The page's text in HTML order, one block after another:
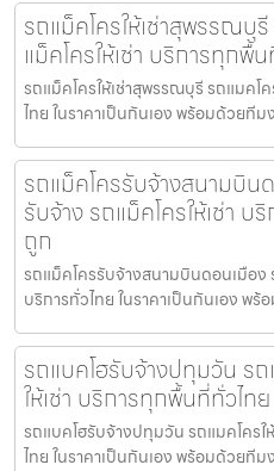
รถแม็คโครให้เช่าสุพรรณบุ
แม็คโครให้เช่า บริการทุกพื้
รถแม็คโครให้เช่าสุพรรณบุรี รถแมคโ
ไทย ในราคาเป็นกันเอง พร้อมด้วยที
รถแม็คโครรับจ้างสนามบิน
รับจ้าง รถแม็คโครให้เช่า
ถูก
รถแม็คโครรับจ้างสนามบินดอนเมือง
บริการทั่วไทย ในราคาเป็นกันเอง พ
รถแบคโฮรับจ้างปทุมวัน ร
ให้เช่า บริการทุกพื้นที่ทั่วไท
รถแบคโฮรับจ้างปทุมวัน รถแมคโครใ
ไทย ในราคาเป็นกันเอง พร้อมด้วยที